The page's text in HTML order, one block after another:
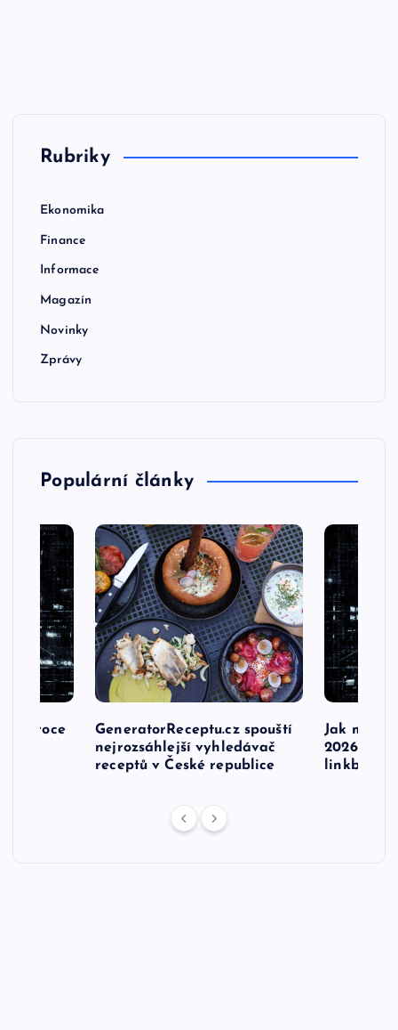
Rubriky
Ekonomika
Finance
Informace
Magazín
Novinky
Zprávy
Populární články
v roce
GeneratorReceptu.cz spouští
nejrozsáhlejší vyhledávač
receptů v České republice
Jak
2026 řeší